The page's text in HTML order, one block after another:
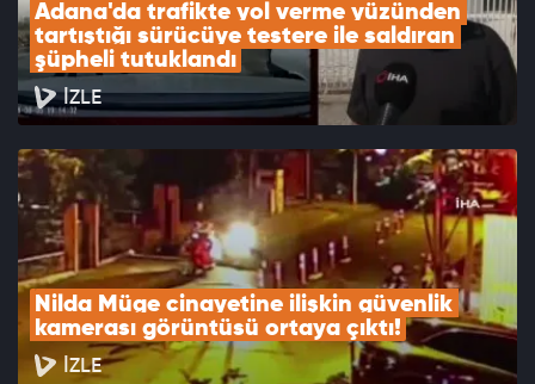
Adana'da trafikte yol verme yüzünden
tartıştığı sürücüye testere ile saldıran
şüpheli tutuklandı
İZLE
Nilda Müge cinayetine ilişkin güvenlik
kamerası görüntüsü ortaya çıktı!
İZLE